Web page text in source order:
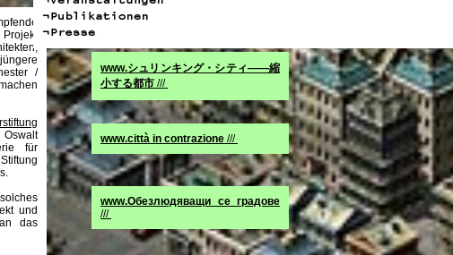
/
für
und
das
www.シュリンキング・シティ――縮
小する都市 ///
www.città in contrazione ///
www.Обезлюдяващи се градове
///